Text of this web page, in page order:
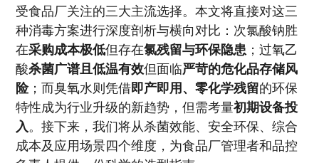
受食品厂关注的三大主流选择。本文将直接对这三
种消毒方案进行深度剖析与横向对比：次氯酸钠胜
在采购成本极低但存在氯残留与环保隐患 ；过氧乙
酸杀菌广谱且低温有效但面临严苛的危化品存储风
险；而臭氧水则凭借即产即用、零化学残留的环保
特性成为行业升级的新趋势，但需考量初期设备投
入。接下来，我们将从杀菌效能、安全环保、综合
成本及应用场景四个维度，为食品厂管理者和品控